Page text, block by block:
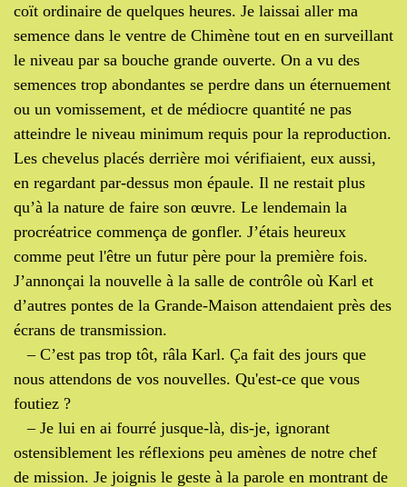
coït ordinaire de quelques heures. Je laissai aller ma
semence dans le ventre de Chimène tout en en surveillant
le niveau par sa bouche grande ouverte. On a vu des
semences trop abondantes se perdre dans un éternuement
ou un vomissement, et de médiocre quantité ne pas
atteindre le niveau minimum requis pour la reproduction.
Les chevelus placés derrière moi vérifiaient, eux aussi,
en regardant par-dessus mon épaule. Il ne restait plus
qu’à la nature de faire son œuvre. Le lendemain la
procréatrice commença de gonfler. J’étais heureux
comme peut l'être un futur père pour la première fois.
J’annonçai la nouvelle à la salle de contrôle où Karl et
d’autres pontes de la Grande-Maison attendaient près des
écrans de transmission.
– C’est pas trop tôt, râla Karl. Ça fait des jours que
nous attendons de vos nouvelles. Qu'est-ce que vous
foutiez ?
– Je lui en ai fourré jusque-là, dis-je, ignorant
ostensiblement les réflexions peu amènes de notre chef
de mission. Je joignis le geste à la parole en montrant de